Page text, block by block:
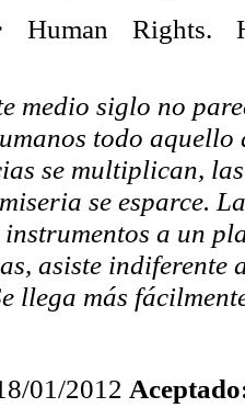
Human Rights.
medio siglo no
todo
se multiplican,
se esparce.
a un
asiste indiferente
llega más
01/2012